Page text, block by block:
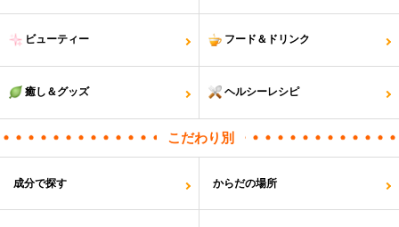
ビューティー フード＆ドリンク
癒し＆グッズ ヘルシーレシピ
こだわり別
成分で探す からだの場所